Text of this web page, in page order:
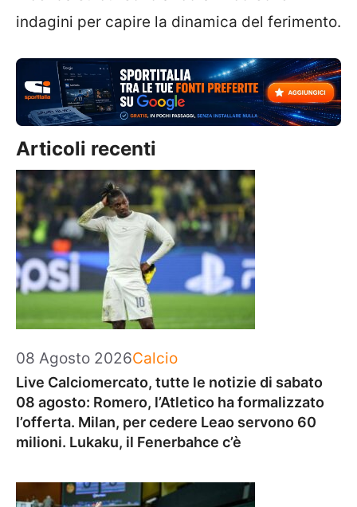
indagini per capire la dinamica del ferimento.
Articoli recenti
08 Agosto 2026Categorie
Calcio
Live Calciomercato, tutte le notizie di sabato
08 agosto: Romero, l’Atletico ha formalizzato
l’offerta. Milan, per cedere Leao servono 60
milioni. Lukaku, il Fenerbahce c’è